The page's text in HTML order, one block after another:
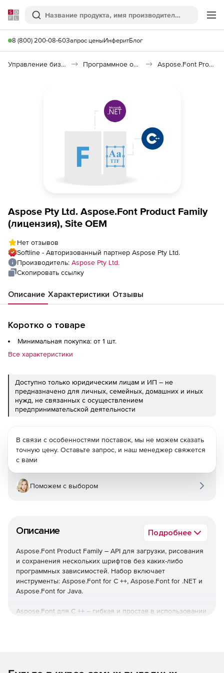
Softline
Поиск
8 (800) 200-08-60Запрос ценыИнферитБлог
Управление бизнесом, CRM/ERP Программное обеспечение для работы с документами Aspose.Font Product Family
Aspose Pty Ltd. Aspose.Font Product Family
(лицензия), Site OEM
Нет отзывов
Softline - Авторизованный партнер Aspose Pty Ltd.
Производитель: Aspose Pty Ltd.
Скопировать ссылку
Описание Характеристики Отзывы
Коротко о товаре
Минимальная покупка: от 1 шт.
Все характеристики
Доступно только юридическим лицам и ИП – не
предназначено для личных, семейных, домашних и иных
нужд, не связанных с осуществлением
предпринимательской деятельности
Описание Подробнее
Aspose.Font Product Family – API для загрузки, рисования
и сохранения нескольких шрифтов без каких-либо
программных зависимостей. Набор включает
инструменты: Aspose.Font for C ++, Aspose.Font for .NET и
Aspose.Font for Java.
Aspose.Font для C ++ – гибкая и простая в использовании
информацию о структурах данных вместе с любым
В связи с особенностями поставок, мы не можем сказать
точную цену. Оставьте запрос, и наш менеджер свяжется
с вами
Поможем с выбором